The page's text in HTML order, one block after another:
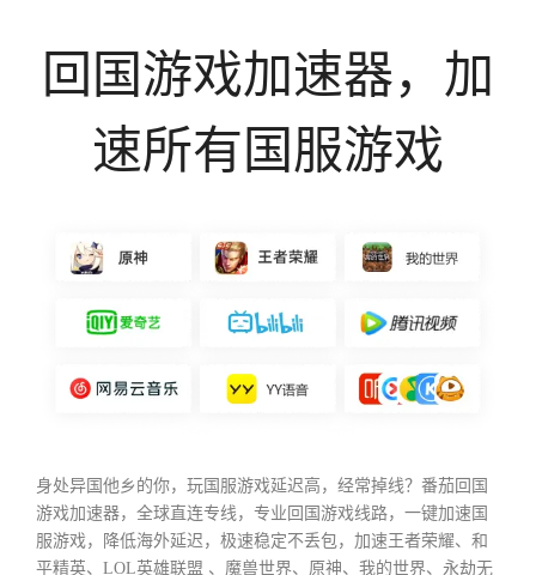
回国游戏加速器，加
速所有国服游戏
身处异国他乡的你，玩国服游戏延迟高，经常掉线？番茄回国
游戏加速器，全球直连专线，专业回国游戏线路，一键加速国
服游戏，降低海外延迟，极速稳定不丢包，加速王者荣耀、和
平精英、LOL英雄联盟 、魔兽世界、原神、我的世界、永劫无